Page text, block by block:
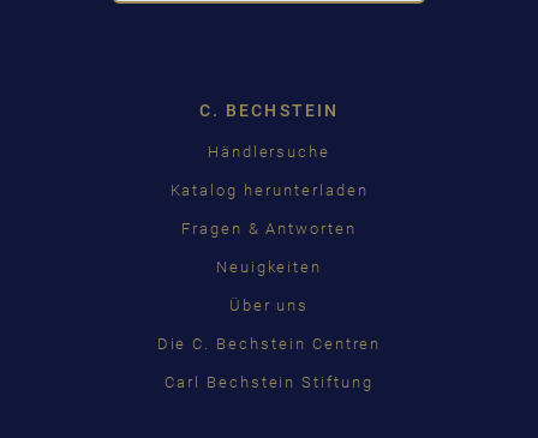
C. BECHSTEIN
Händlersuche
Katalog herunterladen
Fragen & Antworten
Neuigkeiten
Über uns
Die C. Bechstein Centren
Carl Bechstein Stiftung